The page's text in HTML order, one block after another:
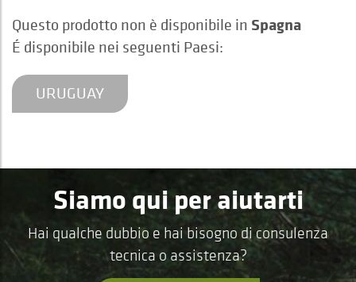
Questo prodotto non è disponibile in Spagna
É disponibile nei seguenti Paesi:
URUGUAY
Siamo qui per aiutarti
Hai qualche dubbio e hai bisogno di consulenza
tecnica o assistenza?